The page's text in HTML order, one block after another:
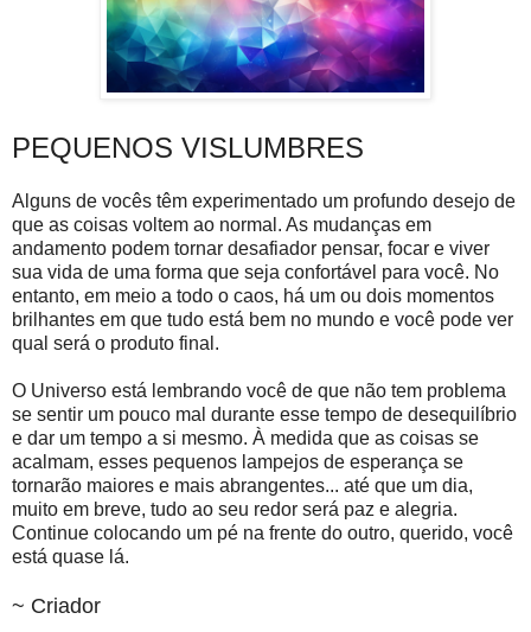
PEQUENOS VISLUMBRES
Alguns de vocês têm experimentado um profundo desejo de
que as coisas voltem ao normal. As mudanças em
andamento podem tornar desafiador pensar, focar e viver
sua vida de uma forma que seja confortável para você. No
entanto, em meio a todo o caos, há um ou dois momentos
brilhantes em que tudo está bem no mundo e você pode ver
qual será o produto final.
O Universo está lembrando você de que não tem problema
se sentir um pouco mal durante esse tempo de desequilíbrio
e dar um tempo a si mesmo. À medida que as coisas se
acalmam, esses pequenos lampejos de esperança se
tornarão maiores e mais abrangentes... até que um dia,
muito em breve, tudo ao seu redor será paz e alegria.
Continue colocando um pé na frente do outro, querido, você
está quase lá.
~ Criador